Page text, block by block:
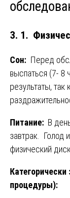
3. 1.
Сон: Перед
выспаться (7-
результаты, так
Питание: В
завтрак. Голод
физический
процедуры):